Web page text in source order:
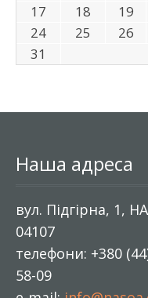
17
18 19
24
25 26
31
Наша адреса
вул. Підгірна, 1,
04107
телефони: +380
58-09